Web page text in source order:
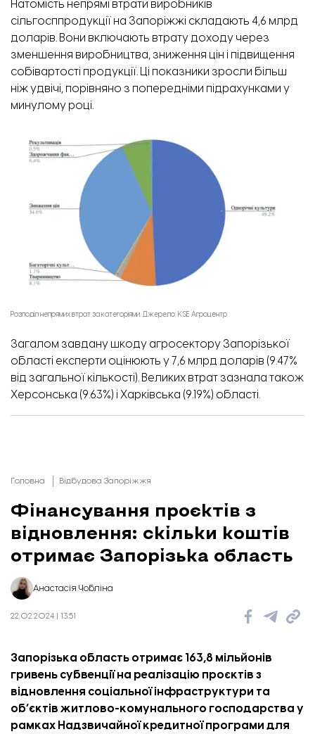
Натомість непрямі втрати виробників
сільгосппродукції на Запоріжжі складають 4,6 млрд
доларів. Вони включають втрату доходу через
зменшення виробництва, зниження цін і підвищення
собівартості продукції. Ці показники зросли більш
ніж удвічі, порівняно з попередніми підрахунками у
минулому році.
Розподіл непрямих втрат за категоріями. Джерело: KSE Агроцентр
Загалом завдану шкоду агросектору Запорізької
області експерти оцінюють у 7,6 млрд доларів (9.47%
від загальної кількості). Великих втрат зазнала також
Херсонська (9.63%) і Харківська (9.19%) області.
Головна Відбудова Запоріжжя
Фінансування проєктів з
відновлення: скільки коштів
отримає Запорізька область
Анастасія Чобліна
22.02.2024 | 13:51
Запорізька область отримає 163,8 мільйонів
гривень субвенції на реалізацію проєктів з
відновлення соціальної інфраструктури та
об’єктів житлово-комунального господарства у
рамках Надзвичайної кредитної програми для